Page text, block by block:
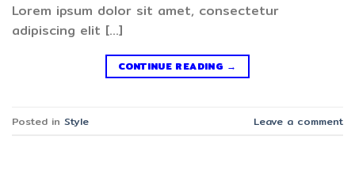
Lorem ipsum dolor sit amet, consectetur
adipiscing elit […]
CONTINUE READING →
Posted in Style Leave a comment